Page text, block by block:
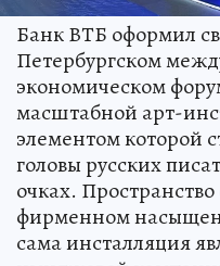
Банк ВТБ оформил
Петербургском
экономическом
масштабной арт-
элементом которой
головы русских
очках.
фирменном
сама инсталляция